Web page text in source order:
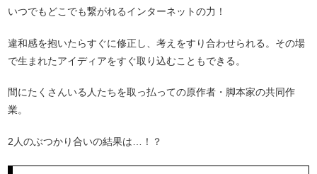
いつでもどこでも繋がれるインターネットの力！
違和感を抱いたらすぐに修正し、考えをすり合わせられる。その場
で生まれたアイディアをすぐ取り込むこともできる。
間にたくさんいる人たちを取っ払っての原作者・脚本家の共同作
業。
2人のぶつかり合いの結果は…！？